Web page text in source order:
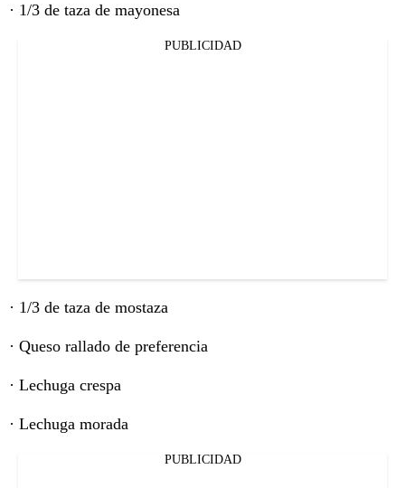
· 1/3 de taza de mayonesa
PUBLICIDAD
· 1/3 de taza de mostaza
· Queso rallado de preferencia
· Lechuga crespa
· Lechuga morada
PUBLICIDAD